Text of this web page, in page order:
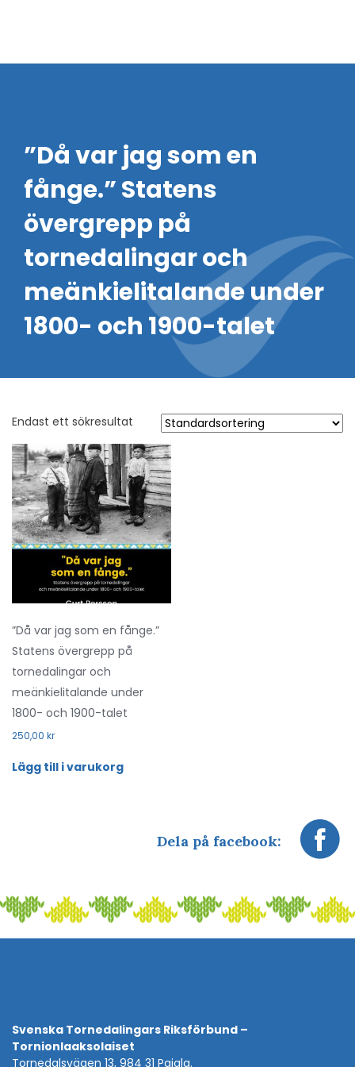
”Då var jag som en
fånge.” Statens
övergrepp på
tornedalingar och
meänkielitalande under
1800- och 1900-talet
Endast ett sökresultat
”Då var jag som en fånge.”
Statens övergrepp på
tornedalingar och
meänkielitalande under
1800- och 1900-talet
250,00 kr
Lägg till i varukorg
Dela på facebook:
Svenska Tornedalingars Riksförbund –
Tornionlaaksolaiset
Tornedalsvägen 13, 984 31 Pajala.